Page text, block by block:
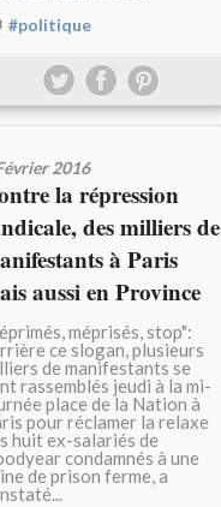
#politique
2016
la répression
des milliers de
à Paris
aussi en Province
méprisés, stop":
ce slogan, plusieurs
de manifestants se
rassemblés jeudi à la mi-
place de la Nation à
pour réclamer la relaxe
huit ex-salariés de
condamnés à une
de prison ferme, a